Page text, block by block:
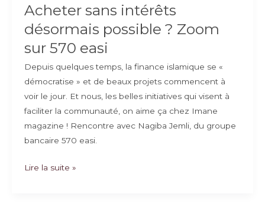
Acheter sans intérêts
désormais possible ? Zoom
sur 570 easi
Depuis quelques temps, la finance islamique se «
démocratise » et de beaux projets commencent à
voir le jour. Et nous, les belles initiatives qui visent à
faciliter la communauté, on aime ça chez Imane
magazine ! Rencontre avec Nagiba Jemli, du groupe
bancaire 570 easi.
Acheter
Lire la suite »